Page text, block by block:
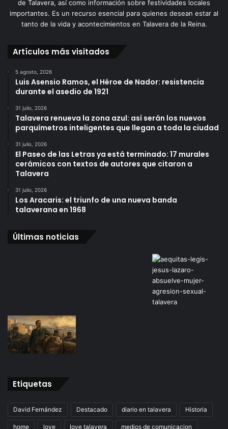
de Talavera, así como información sobre festividades locales
importantes. Es un recurso esencial para quienes desean estar al
tanto de la vida y acontecimientos en Talavera de la Reina.
Artículos más visitados
5 agosto, 2026
Luis Asensio Ramos, el Héroe de Nador: resistencia
durante el asedio de 1921
31 julio, 2026
Talavera renueva la zona azul: así serán los nuevos
parquímetros inteligentes que llegan a toda la ciudad
31 julio, 2026
El Paseo de las Letras ya está terminado: 17 murales
cerámicos con textos de autores que citaron a
Talavera
31 julio, 2026
Los Aracaris: el triunfo de una nueva banda
talaverana en 1968
Últimas noticias
Etiquetas
David Fernández Destacado diario en talavera Historia
home love love talavera medios de comunicacion